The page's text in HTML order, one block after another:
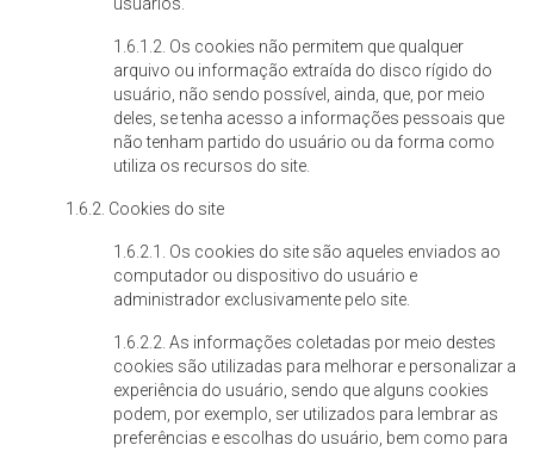
1.6.1.2. Os cookies não permitem que qualquer
arquivo ou informação extraída do disco rígido do
usuário, não sendo possível, ainda, que, por meio
deles, se tenha acesso a informações pessoais que
não tenham partido do usuário ou da forma como
utiliza os recursos do site.
1.6.2. Cookies do site
1.6.2.1. Os cookies do site são aqueles enviados ao
computador ou dispositivo do usuário e
administrador exclusivamente pelo site.
1.6.2.2. As informações coletadas por meio destes
cookies são utilizadas para melhorar e personalizar a
experiência do usuário, sendo que alguns cookies
podem, por exemplo, ser utilizados para lembrar as
preferências e escolhas do usuário, bem como para